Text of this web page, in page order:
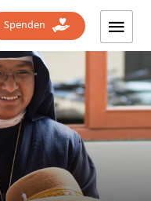
Spenden